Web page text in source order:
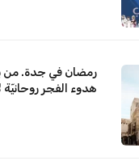
رمضان في جدة. من
هدوء الفجر